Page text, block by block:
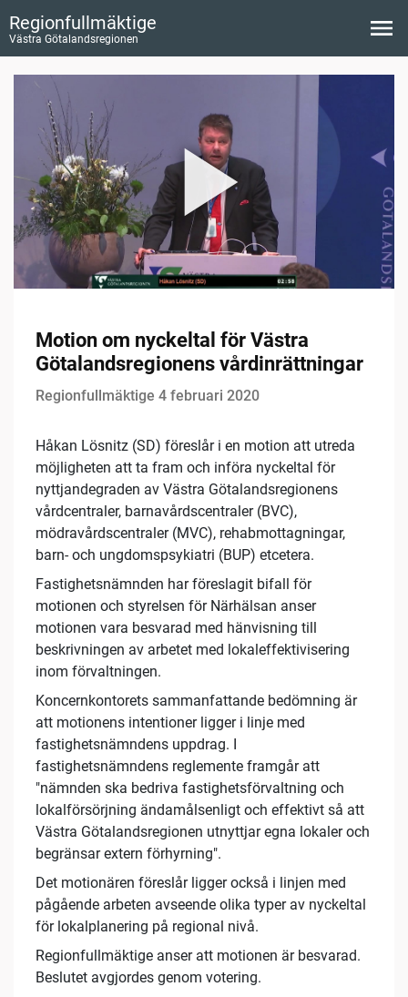
Regionfullmäktige
Västra Götalandsregionen
Motion om nyckeltal för Västra
Götalandsregionens vårdinrättningar
Regionfullmäktige 4 februari 2020
Håkan Lösnitz (SD) föreslår i en motion att utreda
möjligheten att ta fram och införa nyckeltal för
nyttjandegraden av Västra Götalandsregionens
vårdcentraler, barnavårdscentraler (BVC),
mödravårdscentraler (MVC), rehabmottagningar,
barn- och ungdomspsykiatri (BUP) etcetera.
Fastighetsnämnden har föreslagit bifall för
motionen och styrelsen för Närhälsan anser
motionen vara besvarad med hänvisning till
beskrivningen av arbetet med lokaleffektivisering
inom förvaltningen.
Koncernkontorets sammanfattande bedömning är
att motionens intentioner ligger i linje med
fastighetsnämndens uppdrag. I
fastighetsnämndens reglemente framgår att
"nämnden ska bedriva fastighetsförvaltning och
lokalförsörjning ändamålsenligt och effektivt så att
Västra Götalandsregionen utnyttjar egna lokaler och
begränsar extern förhyrning".
Det motionären föreslår ligger också i linjen med
pågående arbeten avseende olika typer av nyckeltal
för lokalplanering på regional nivå.
Regionfullmäktige anser att motionen är besvarad.
Beslutet avgjordes genom votering.